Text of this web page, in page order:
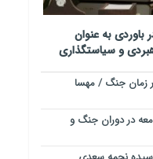
باوردی به عنوان
و سیاستگذاری
زمان جنگ / مهسا
در دوران جنگ و